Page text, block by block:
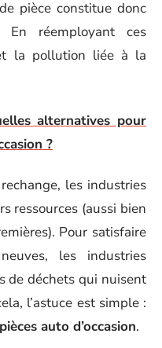
pièce constitue donc
En réemployant ces
la pollution liée à la
alternatives pour
?
les industries
ressources (aussi bien
Pour satisfaire
les industries
de déchets qui nuisent
l’astuce est simple :
auto d’occasion.